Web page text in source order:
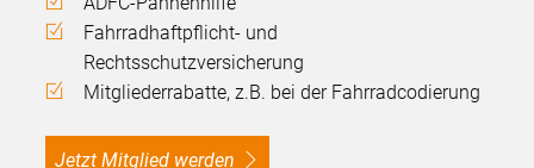
Fahrradhaftpflicht- und
Rechtsschutzversicherung
Mitgliederrabatte, z.B. bei der Fahrradcodierung
Jetzt Mitglied werden